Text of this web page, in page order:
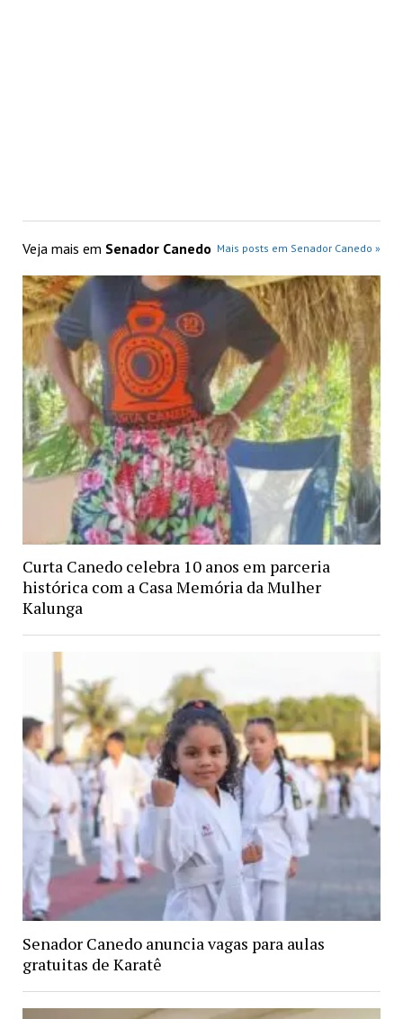
Veja mais em Senador Canedo Mais posts em Senador Canedo »
Curta Canedo celebra 10 anos em parceria
histórica com a Casa Memória da Mulher
Kalunga
Senador Canedo anuncia vagas para aulas
gratuitas de Karatê